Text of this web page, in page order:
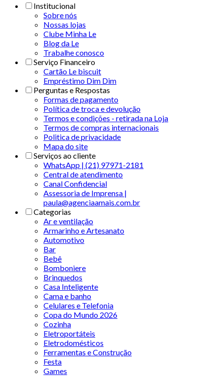
Institucional
Sobre nós
Nossas lojas
Clube Minha Le
Blog da Le
Trabalhe conosco
Serviço Financeiro
Cartão Le biscuit
Empréstimo Dim Dim
Perguntas e Respostas
Formas de pagamento
Política de troca e devolução
Termos e condições - retirada na Loja
Termos de compras internacionais
Politica de privacidade
Mapa do site
Serviços ao cliente
WhatsApp | (21) 97971-2181
Central de atendimento
Canal Confidencial
Assessoria de Imprensa |
paula@agenciaamais.com.br
Categorias
Ar e ventilação
Armarinho e Artesanato
Automotivo
Bar
Bebê
Bomboniere
Brinquedos
Casa Inteligente
Cama e banho
Celulares e Telefonia
Copa do Mundo 2026
Cozinha
Eletroportáteis
Eletrodomésticos
Ferramentas e Construção
Festa
Games